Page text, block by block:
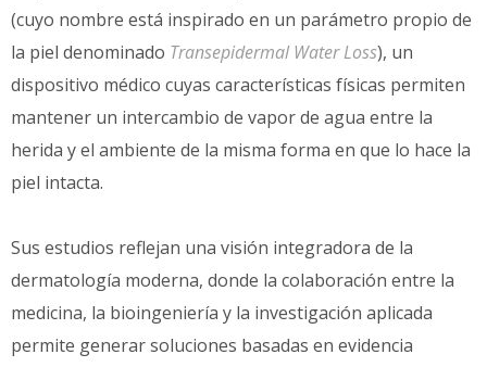
(cuyo nombre está inspirado en un parámetro propio de
la piel denominado Transepidermal Water Loss), un
dispositivo médico cuyas características físicas permiten
mantener un intercambio de vapor de agua entre la
herida y el ambiente de la misma forma en que lo hace la
piel intacta.
Sus estudios reflejan una visión integradora de la
dermatología moderna, donde la colaboración entre la
medicina, la bioingeniería y la investigación aplicada
permite generar soluciones basadas en evidencia